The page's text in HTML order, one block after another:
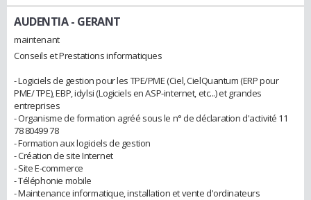
AUDENTIA- GERANT
maintenant
Conseils et Prestations informatiques
- Logiciels de gestion pour les TPE/PME (Ciel, CielQuantum (ERP pour
PME/ TPE), EBP, idylsi (Logiciels en ASP-internet, etc...) et grandes
entreprises
- Organisme de formation agréé sous le n° de déclaration d'activité 11
78 80499 78
- Formation aux logiciels de gestion
- Création de site Internet
- Site E-commerce
- Téléphonie mobile
- Maintenance informatique, installation et vente d'ordinateurs